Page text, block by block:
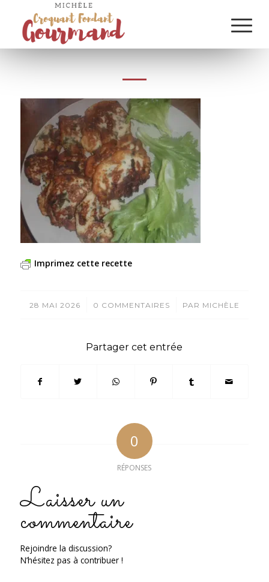
Imprimez cette recette
28 MAI 2026
/ 0 COMMENTAIRES
/ PAR MICHÈLE
Partager cet entrée
0
RÉPONSES
Laisser un
commentaire
Rejoindre la discussion?
N’hésitez pas à contribuer !